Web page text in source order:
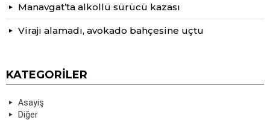
Manavgat’ta alkollü sürücü kazası
Virajı alamadı, avokado bahçesine uçtu
KATEGORILER
Asayiş
Diğer